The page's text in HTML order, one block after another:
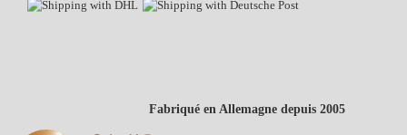
Fabriqué en Allemagne depuis 2005